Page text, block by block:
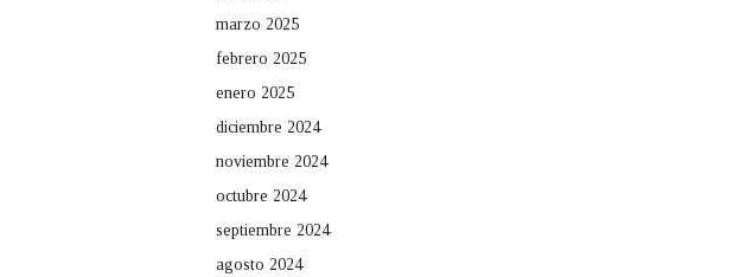
marzo 2025
febrero 2025
enero 2025
diciembre 2024
noviembre 2024
octubre 2024
septiembre 2024
agosto 2024